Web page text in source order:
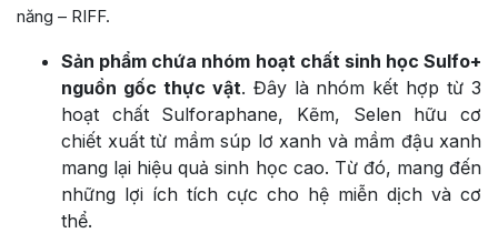
năng – RIFF.
Sản phẩm chứa nhóm hoạt chất sinh học Sulfo+
nguồn gốc thực vật. Đây là nhóm kết hợp từ 3
hoạt chất Sulforaphane, Kẽm, Selen hữu cơ
chiết xuất từ mầm súp lơ xanh và mầm đậu xanh
mang lại hiệu quả sinh học cao. Từ đó, mang đến
những lợi ích tích cực cho hệ miễn dịch và cơ
thể.